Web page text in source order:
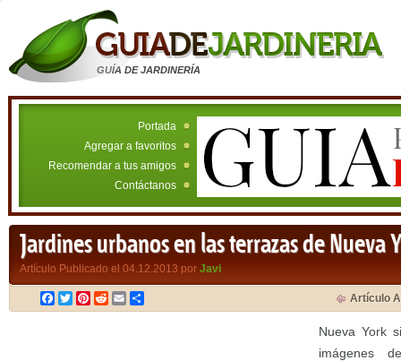
GUÍA DE JARDINERÍA
Portada
Agregar a favoritos
Recomendar a tus amigos
Contáctanos
Jardines urbanos en las terrazas de Nueva
Artículo Publicado el 04.12.2013 por Javi
Facebook
TwitterPinterest
RedditEmail Artículo
Nueva York
imágenes